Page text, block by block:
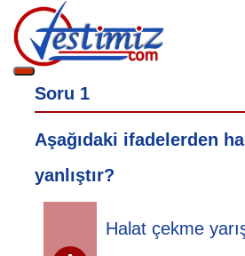
Soru 1
Aşağıdaki ifadelerden
yanlıştır?
Halat çekme